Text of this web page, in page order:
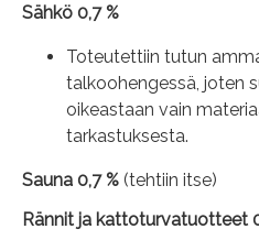
Sähkö 0,7 %
Toteutettiin tutun
talkoohengessä, joten
oikeastaan vain
tarkastuksesta.
Sauna 0,7 % (tehtiin itse)
Rännit ja kattoturvatuotteet